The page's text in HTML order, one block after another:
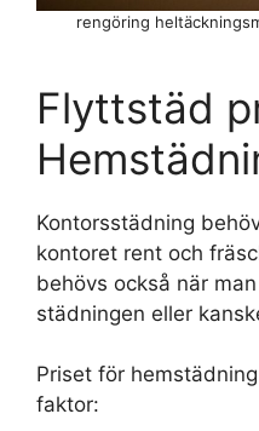
rengöring
Flyttstäd
Kontorsstädning
kontoret rent och
behövs också när
städningen eller
Priset för
faktor: